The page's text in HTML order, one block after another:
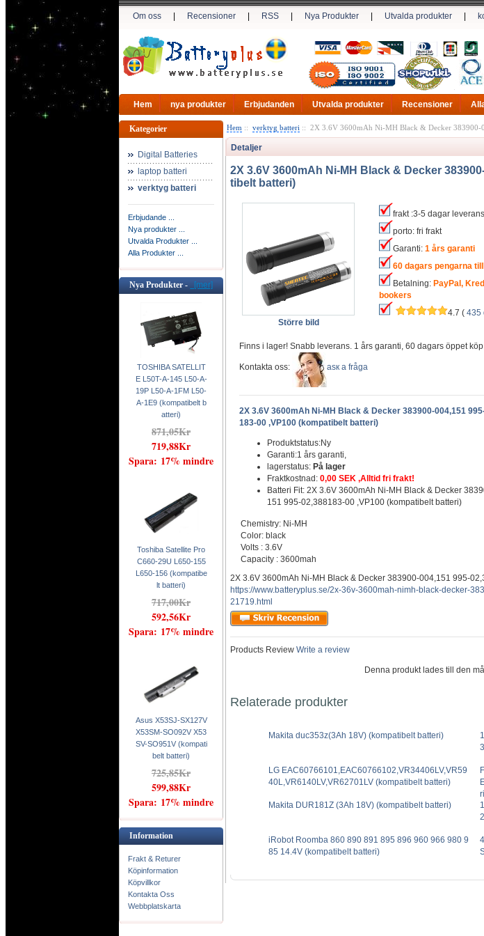
Om oss Recensioner RSS Nya Produkter Utvalda produkter
Hem nya produkter Erbjudanden Utvalda produkter Recensioner
Kategorier
Digital Batteries
laptop batteri
verktyg batteri
Erbjudande ...
Nya produkter ...
Utvalda Produkter ...
Alla Produkter ...
Nya Produkter - [mer]
TOSHIBA SATELLIT
E L50T-A-145 L50-A-
19P L50-A-1FM L50-
A-1E9 (kompatibelt b
atteri)
871,05Kr
719,88Kr
Spara: 17% mindre
Toshiba Satellite Pro
C660-29U L650-155
L650-156 (kompatibe
lt batteri)
717,00Kr
592,56Kr
Spara: 17% mindre
Asus X53SJ-SX127V
X53SM-SO092V X53
SV-SO951V (kompati
belt batteri)
725,85Kr
599,88Kr
Spara: 17% mindre
Information
Frakt & Returer
Köpinformation
Köpvillkor
Kontakta Oss
Webbplatskarta
Hem :: verktyg batteri :: 2X 3.6V 3600mAh Ni-MH Black & Decker 383900-
Detaljer
2X 3.6V 3600mAh Ni-MH Black & Decker
tibelt batteri)
Större bild
frakt :3-5 dagar leverans
porto: fri frakt
Garanti: 1 års garanti
60 dagars pengarna
Betalning: PayPal,
bookers
4.7 ( 435
Finns i lager! Snabb leverans. 1 års garanti, 60 dagars öppet
Kontakta oss: аsк а fråga
2X 3.6V 3600mAh Ni-MH Black & Decker 383900-004,151
183-00 ,VP100 (kompatibelt batteri)
Produktstatus:Ny
Garanti:1 års garanti,
lagerstatus: På lager
Fraktkostnad: 0,00 SEK ,Alltid fri frakt!
Batteri Fit: 2X 3.6V 3600mAh Ni-MH Black & Decker
151 995-02,388183-00 ,VP100 (kompatibelt batteri)
Chemistry: Ni-MH
Color: black
Volts : 3.6V
Capacity : 3600mah
2X 3.6V 3600mAh Ni-MH Black & Decker 383900-004,151 995-
https://www.batteryplus.se/2x-36v-3600mah-nimh-black-decker-
21719.html
Products Review Write a review
Denna produkt lades till den
Relaterade produkter
Makita duc353z(3Ah 18V) (kompatibelt batteri)
LG EAC60766101,EAC60766102,VR34406LV,VR59
40L,VR6140LV,VR62701LV (kompatibelt batteri)
Makita DUR181Z (3Ah 18V) (kompatibelt batteri)
iRobot Roomba 860 890 891 895 896 960 966 980 9
85 14.4V (kompatibelt batteri)